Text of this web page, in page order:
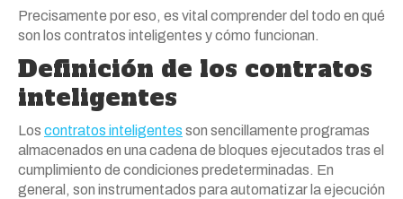
Precisamente por eso, es vital comprender del todo en qué
son los contratos inteligentes y cómo funcionan.
Definición de los contratos
inteligentes
Los contratos inteligentes son sencillamente programas
almacenados en una cadena de bloques ejecutados tras el
cumplimiento de condiciones predeterminadas. En
general, son instrumentados para automatizar la ejecución